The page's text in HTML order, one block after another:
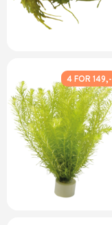
4 FOR 149,-